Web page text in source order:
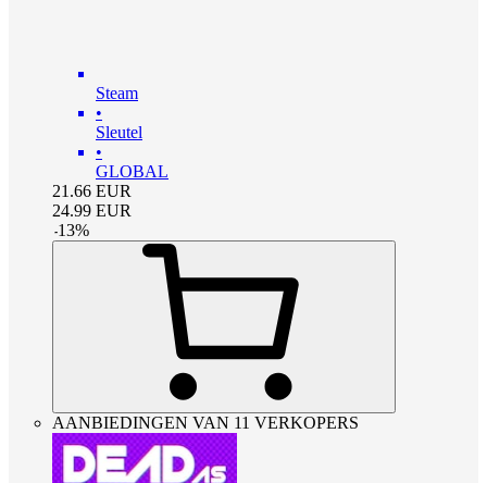
Steam
•
Sleutel
•
GLOBAL
21.66 EUR
24.99 EUR
-13%
AANBIEDINGEN VAN 11 VERKOPERS